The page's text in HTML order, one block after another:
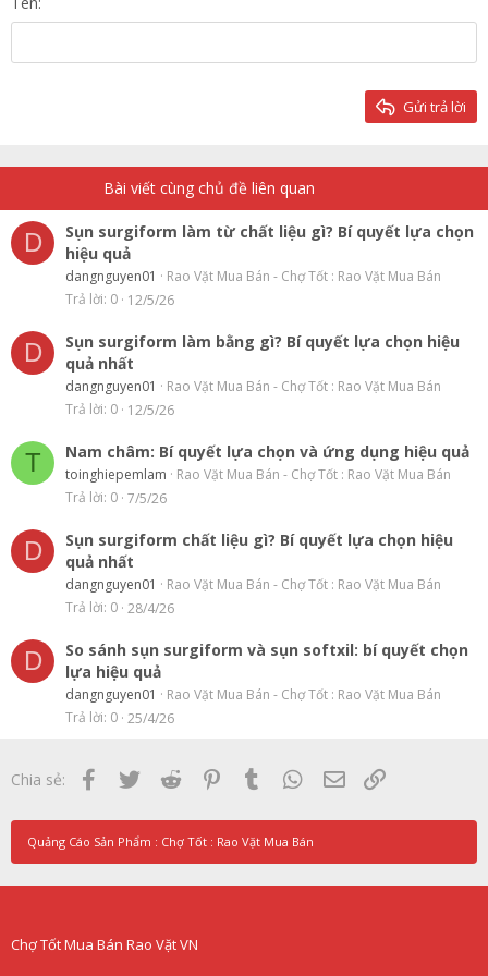
18
22
Times New Roman
Heading 3
Gửi trả lời
Bài viết cùng chủ đề liên quan
D
Sụn surgiform làm từ chất liệu gì? Bí quyết lựa chọn
hiệu quả
dangnguyen01
Rao Vặt Mua Bán - Chợ Tốt : Rao Vặt Mua Bán
Trả lời 0 12/5/26
D
Sụn surgiform làm bằng gì? Bí quyết lựa chọn hiệu
quả nhất
dangnguyen01
Rao Vặt Mua Bán - Chợ Tốt : Rao Vặt Mua Bán
Trả lời 0 12/5/26
T Nam châm: Bí quyết lựa chọn và ứng dụng hiệu quả
toinghiepemlam
Rao Vặt Mua Bán - Chợ Tốt : Rao Vặt Mua Bán
Trả lời 0 7/5/26
D
Sụn surgiform chất liệu gì? Bí quyết lựa chọn hiệu
quả nhất
dangnguyen01
Rao Vặt Mua Bán - Chợ Tốt : Rao Vặt Mua Bán
Trả lời 0 28/4/26
D
So sánh sụn surgiform và sụn softxil: bí quyết chọn
lựa hiệu quả
dangnguyen01
Rao Vặt Mua Bán - Chợ Tốt : Rao Vặt Mua Bán
Trả lời 0 25/4/26
Chia sẻ: Facebook
Twitter Reddit PinterestTumblr WhatsApp
Email
Quảng Cáo Sản Phẩm : Chợ Tốt : Rao Vặt Mua Bán
Chợ Tốt Mua Bán Rao Vặt VN